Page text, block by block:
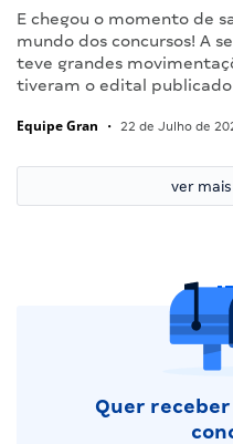
E chegou o momento de
mundo dos concursos! A
teve grandes
tiveram o edital
Equipe Gran • 22 de Julho de
ver
Quer